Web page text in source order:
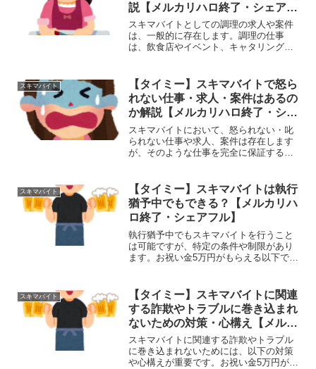
説【メルカリハロ終了・シェアフ
ル】
スキマバイトとしての調理の求人や案件
は、一般的に存在します。調理の仕事
は、飲食店やイベント、キャタリングサ
に、臨時の調理スタッフが必要となるこ
とがあります。以下では、スキ...
スキマバイト
【タイミー】スキマバイトで怒ら
れない仕事・求人・案件はあるの
か解説【メルカリハロ終了・シェ
アフル】
スキマバイトにおいて、怒られない・叱
られない仕事や求人、案件は存在します
が、そのような仕事を完全に保証するこ
ック、場合によっては叱責を受けること
もあります。以下では、怒...
スキマバイト
【タイミー】スキマバイトは執行
猶予中でもできる？【メルカリハ
ロ終了・シェアフル】
執行猶予中でもスキマバイトを行うこと
は可能ですが、特定の条件や制限があり
ます。お祝い金5万円がもらえる以下で
します。1. 執行猶予中にスキマバイトを
行うメリット追加収入...
スキマバイト
【タイミー】スキマバイトに関連
する詐欺やトラブルに巻き込まれ
ないための対策・心構え【メルカ
リハロ終了・シェアフル】
スキマバイトに関連する詐欺やトラブル
に巻き込まれないためには、以下の対策
や心構えが重要です。お祝い金5万円がも